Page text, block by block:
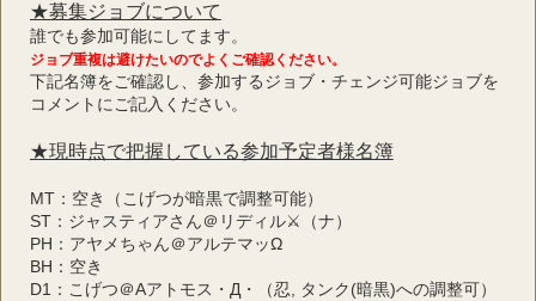
★募集ジョブについて
誰でも参加可能にしてます。
ジョブ重複は避けたいのでよくご確認ください。
下記名簿をご確認し、参加するジョブ・チェンジ可能ジョブを
コメントにご記入ください。
★現時点で把握している参加予定者様名簿
MT：空き（こげつが暗黒で調整可能）
ST：ジャスティアさん＠リディル⚔（ナ）
PH：アヤメちゃん＠アルテマッΩ
BH：空き
D1：こげつ＠Aアトモス・Д・（忍, タンク(暗黒)への調整可）